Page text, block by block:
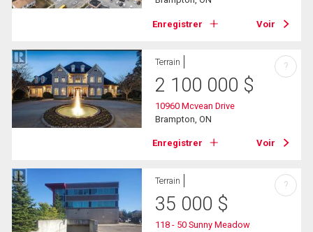
Enregistrer Voir
Terrain
2 100 000 $
10960 Mcvean Drive
Brampton, ON
Enregistrer Voir
?
Terrain
35 000 $
118 - 50 Sunny Meadow
?